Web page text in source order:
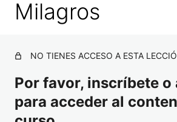
2ª MENTORÍA – 7 DE MAYO:
2 lecciones
2 lecciones
1 lección
3ª MENTORÍA – 4 DE JUNIO:
2 lecciones
Milagros
NO TIENES ACCESO A ESTA
Por favor, inscríbete o
para acceder al